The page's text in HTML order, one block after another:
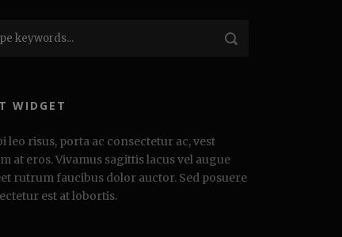
WIDGET
leo risus, porta ac consectetur ac, vest
at eros. Vivamus sagittis lacus vel augue
rutrum faucibus dolor auctor. Sed posuere
est at lobortis.